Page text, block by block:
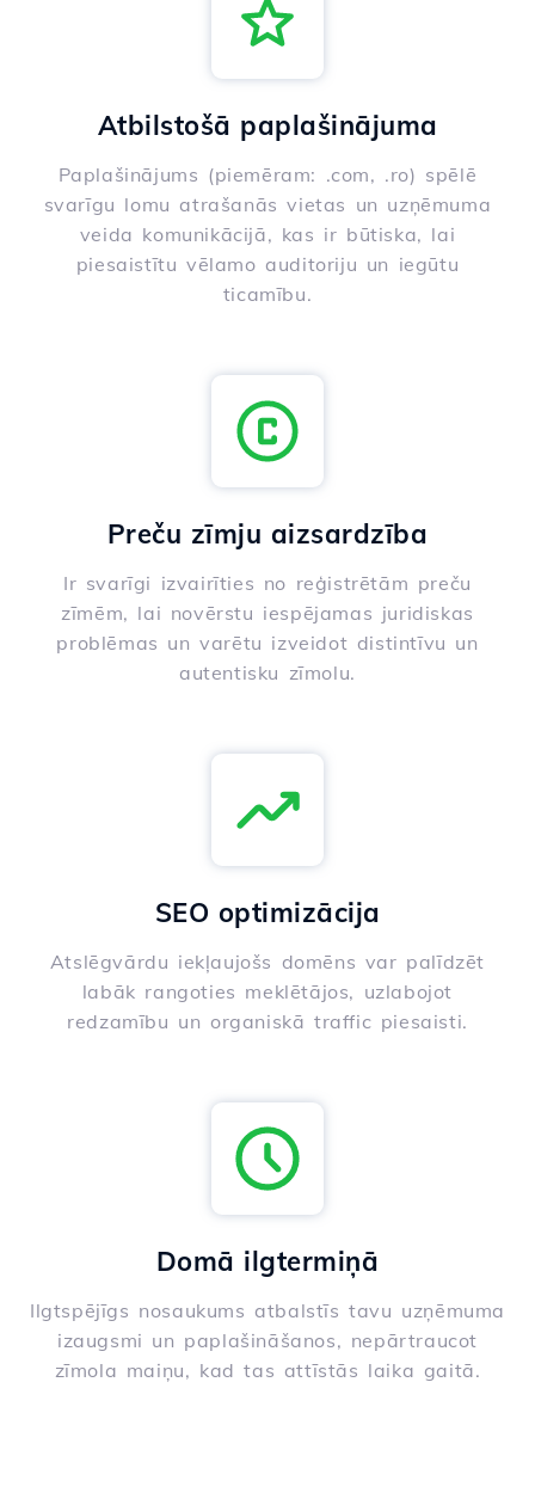
Atbilstošā paplašinājuma
Paplašinājums (piemēram: .com, .ro) spēlē
svarīgu lomu atrašanās vietas un uzņēmuma
veida komunikācijā, kas ir būtiska, lai
piesaistītu vēlamo auditoriju un iegūtu
ticamību.
Preču zīmju aizsardzība
Ir svarīgi izvairīties no reģistrētām preču
zīmēm, lai novērstu iespējamas juridiskas
problēmas un varētu izveidot distintīvu un
autentisku zīmolu.
SEO optimizācija
Atslēgvārdu iekļaujošs domēns var palīdzēt
labāk rangoties meklētājos, uzlabojot
redzamību un organiskā traffic piesaisti.
Domā ilgtermiņā
Ilgtspējīgs nosaukums atbalstīs tavu uzņēmuma
izaugsmi un paplašināšanos, nepārtraucot
zīmola maiņu, kad tas attīstās laika gaitā.